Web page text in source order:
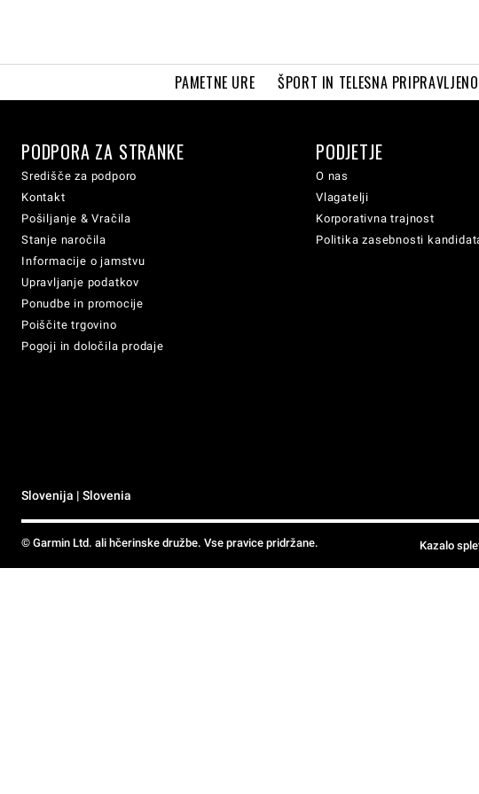
PAMETNE URE ŠPORT IN TELESNA
PODPORA ZA STRANKE
Središče za podporo
Kontakt
Pošiljanje & Vračila
Stanje naročila
Informacije o jamstvu
Upravljanje podatkov
Ponudbe in promocije
Poiščite trgovino
Pogoji in določila prodaje
PODJETJE
O nas
Vlagatelji
Korporativna trajnost
Politika zasebnosti
Slovenija | Slovenia
© Garmin Ltd. ali hčerinske družbe. Vse pravice pridržane. Kazalo